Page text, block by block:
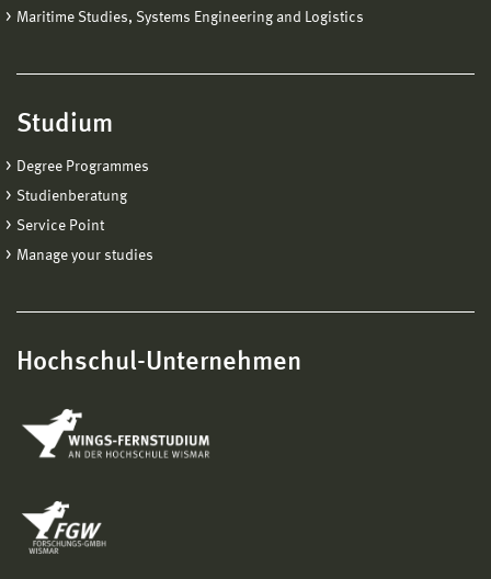
Maritime Studies, Systems Engineering and Logistics
Studium
Degree Programmes
Studienberatung
Service Point
Manage your studies
Hochschul-Unternehmen